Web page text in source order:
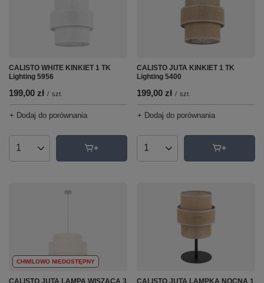
CALISTO WHITE KINKIET 1 TK
Lighting 5956
199,00 zł / szt.
+ Dodaj do porównania
Ilość produktów
CALISTO JUTA KINKIET 1 TK
Lighting 5400
199,00 zł / szt.
+ Dodaj do porównania
Ilość produktów
CHWILOWO NIEDOSTĘPNY
CALISTO JUTA LAMPA WISZĄCA 3 CALISTO JUTA LAMPKA NOCNA 1